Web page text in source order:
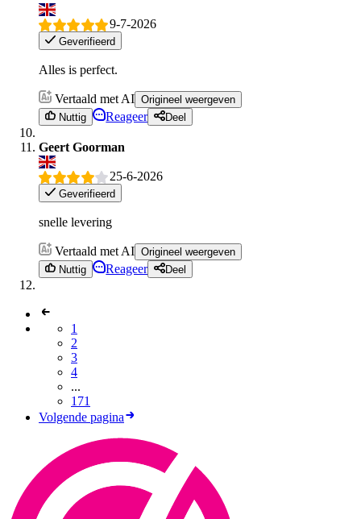
9-7-2026
Geverifieerd
Alles is perfect.
Vertaald met AI Origineel weergeven
Nuttig
Reageer Deel
Geert Goorman
25-6-2026
Geverifieerd
snelle levering
Vertaald met AI Origineel weergeven
Nuttig
Reageer Deel
1
2
3
4
...
171
Volgende pagina